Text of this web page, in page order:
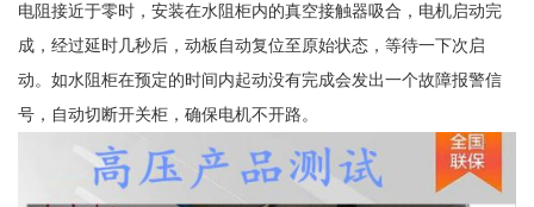
电阻接近于零时，安装在水阻柜内的真空接触器吸合，电机启动完
成，经过延时几秒后，动板自动复位至原始状态，等待一下次启
动。如水阻柜在预定的时间内起动没有完成会发出一个故障报警信
号，自动切断开关柜，确保电机不开路。